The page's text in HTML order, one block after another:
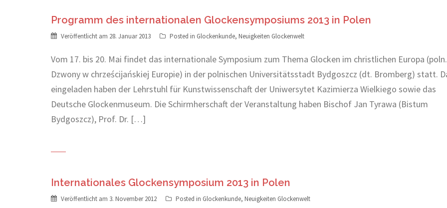
Programm des internationalen Glockensymposiums 2013 in Polen
Veröffentlicht am 28. Januar 2013 Posted in Glockenkunde, Neuigkeiten Glockenwelt
Vom 17. bis 20. Mai findet das internationale Symposium zum Thema Glocken im christlichen Europa (poln.
Dzwony w chrześcijańskiej Europie) in der polnischen Universitätsstadt Bydgoszcz (dt. Bromberg) statt.
eingeladen haben der Lehrstuhl für Kunstwissenschaft der Uniwersytet Kazimierza Wielkiego sowie das
Deutsche Glockenmuseum. Die Schirmherschaft der Veranstaltung haben Bischof Jan Tyrawa (Bistum
Bydgoszcz), Prof. Dr. […]
Internationales Glockensymposium 2013 in Polen
Veröffentlicht am 3. November 2012 Posted in Glockenkunde, Neuigkeiten Glockenwelt